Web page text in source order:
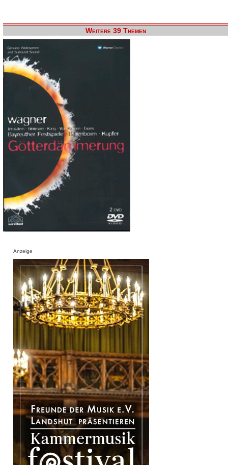
Weitere 39 Themen
Anzeige